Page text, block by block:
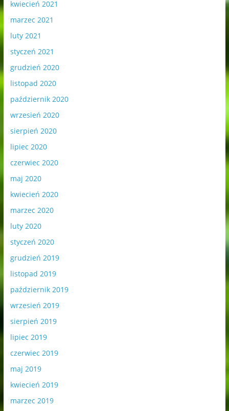
kwiecień 2021
marzec 2021
luty 2021
styczeń 2021
grudzień 2020
listopad 2020
październik 2020
wrzesień 2020
sierpień 2020
lipiec 2020
czerwiec 2020
maj 2020
kwiecień 2020
marzec 2020
luty 2020
styczeń 2020
grudzień 2019
listopad 2019
październik 2019
wrzesień 2019
sierpień 2019
lipiec 2019
czerwiec 2019
maj 2019
kwiecień 2019
marzec 2019